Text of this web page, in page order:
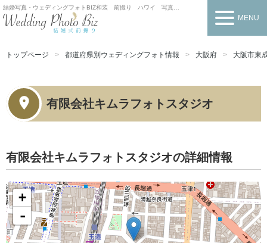
結婚写真・ウェディングフォトBIZ和装 前撮り ハワイ 写真だけの結婚式
MENU
トップページ 都道府県別ウェディングフォト情報 大阪府 大阪市東
有限会社キムラフォトスタジオ
有限会社キムラフォトスタジオの詳細情報
+
-